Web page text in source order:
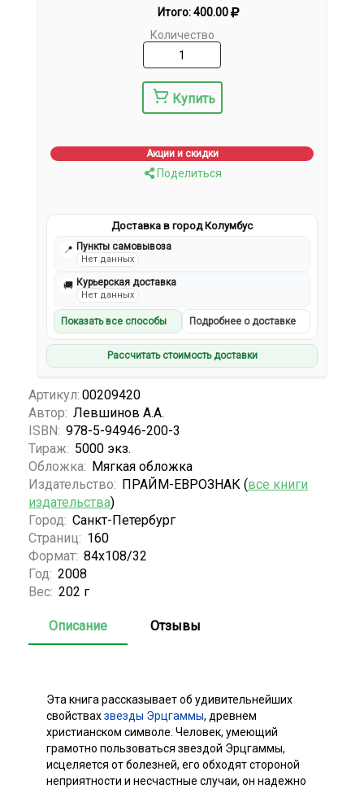
Итого:400.00
Количество
Купить
Акции и скидки
Поделиться
Доставка в город Колумбус
📍 Пункты самовывоза
Нет данных
🚚 Курьерская доставка
Нет данных
Показать все способы Подробнее о доставке
Рассчитать стоимость доставки
Артикул: 00209420
Автор: Левшинов А.А.
ISBN: 978-5-94946-200-3
Тираж: 5000 экз.
Обложка: Мягкая обложка
Издательство: ПРАЙМ-ЕВРОЗНАК (все книги
издательства)
Город: Санкт-Петербург
Страниц: 160
Формат: 84x108/32
Год: 2008
Вес: 202 г
Описание Отзывы
Эта книга рассказывает об удивительнейших
свойствахзвезды Эрцгаммы, древнем
христианском символе. Человек, умеющий
грамотно пользоваться звездой Эрцгаммы,
исцеляется от болезней, его обходят стороной
неприятности и несчастные случаи, он надежно